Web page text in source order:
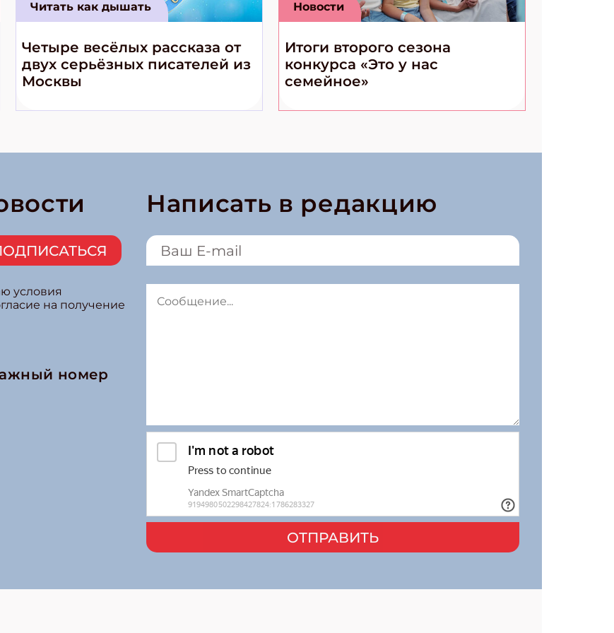
Читать как дышать
Четыре весёлых рассказа от
двух серьёзных писателей из
Москвы
Новости
Итоги второго сезона
конкурса «Это у нас
семейное»
условия
на получение
номер
Написать в редакцию
ОТПРАВИТЬ